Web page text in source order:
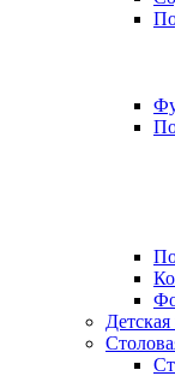
Детская